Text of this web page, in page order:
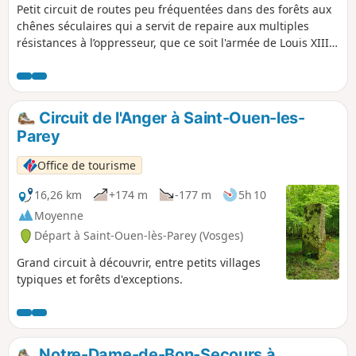
Petit circuit de routes peu fréquentées dans des forêts aux
chênes séculaires qui a servit de repaire aux multiples
résistances à l’oppresseur, que ce soit l'armée de Louis XIII
Circuit de l'Anger à Saint-Ouen-les-
Parey
Office de tourisme
16,26 km
+174 m -177 m
5h 10
Moyenne
Départ à Saint-Ouen-lès-Parey (Vosges)
Grand circuit à découvrir, entre petits villages
typiques et forêts d'exceptions.